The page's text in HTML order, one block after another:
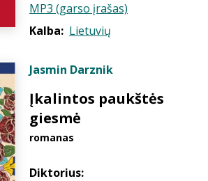
MP3 (garso įrašas)
Kalba: Lietuvių
Jasmin Darznik
Įkalintos paukštės
giesmė
romanas
Diktorius: